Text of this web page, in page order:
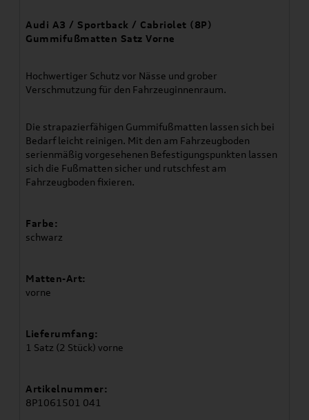
Audi A3 / Sportback / Cabriolet (8P)
Gummifußmatten Satz Vorne
Hochwertiger Schutz vor Nässe und grober
Verschmutzung für den Fahrzeuginnenraum.
Die strapazierfähigen Gummifußmatten lassen sich bei
Bedarf leicht reinigen. Mit den am Fahrzeugboden
serienmäßig vorgesehenen Befestigungspunkten lassen
sich die Fußmatten sicher und rutschfest am
Fahrzeugboden fixieren.
Farbe:
schwarz
Matten-Art:
vorne
Lieferumfang:
1 Satz (2 Stück) vorne
Artikelnummer:
8P1061501 041